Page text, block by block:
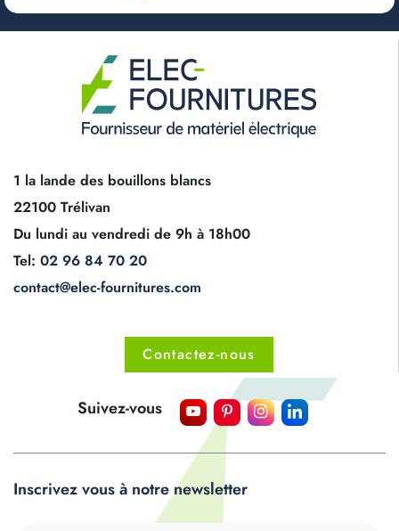
1 la lande des bouillons blancs
22100 Trélivan
Du lundi au vendredi de 9h à 18h00
Tel: 02 96 84 70 20
contact@elec-fournitures.com
Contactez-nous
Suivez-vous
Inscrivez vous à notre newsletter